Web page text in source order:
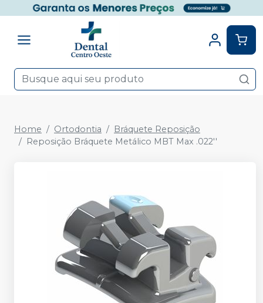
Home Ortodontia
Bráquete Reposição
Reposição Bráquete Metálico MBT Max .022''